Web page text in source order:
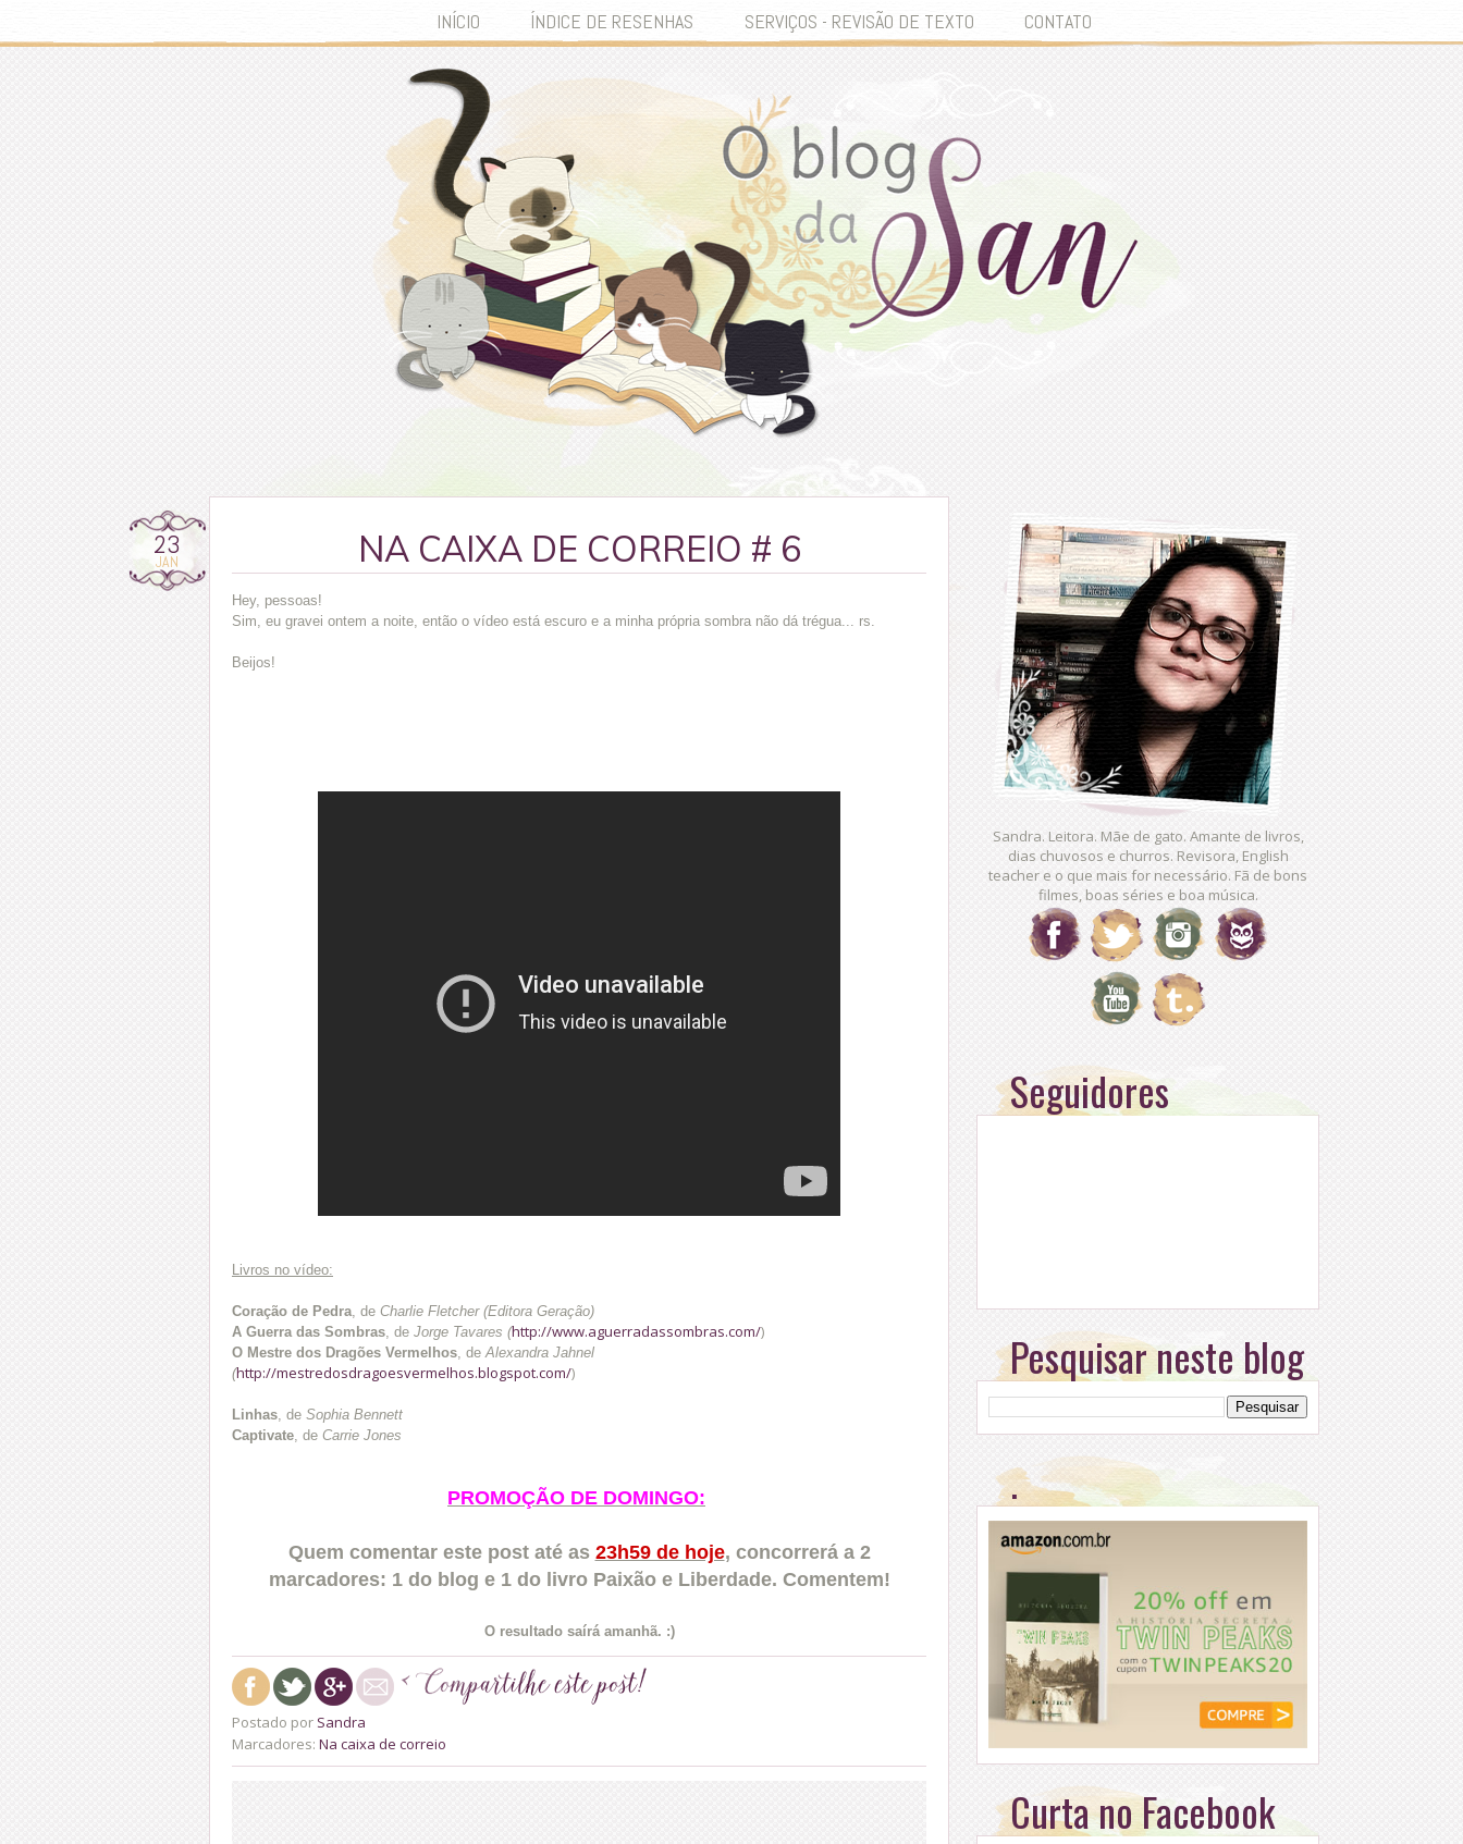
INÍCIO ÍNDICE DE RESENHAS SERVIÇOS - REVISÃO DE TEXTO CONTATO
23
JAN NA CAIXA DE CORREIO # 6
Hey, pessoas!
Sim, eu gravei ontem a noite, então o vídeo está escuro e a minha própria sombra não dá trégua... rs.
Beijos!
Livros no vídeo:
Coração de Pedra , de Charlie Fletcher (Editora Geração)
A Guerra das Sombras , de Jorge Tavares (http://www.aguerradassombras.com/)
O Mestre dos Dragões Vermelhos , de Alexandra Jahnel
(http://mestredosdragoesvermelhos.blogspot.com/)
Linhas , de Sophia Bennett
Captivate , de Carrie Jones
PROMOÇÃO DE DOMINGO:
Quem comentar este post até as 23h59 de hoje, concorrerá a 2
marcadores: 1 do blog e 1 do livro Paixão e Liberdade. Comentem!
O resultado saírá amanhã. :)
Postado por Sandra
Marcadores: Na caixa de correio
Sandra. Leitora. Mãe de gato. Amante de livros,
dias chuvosos e churros. Revisora, English
teacher e o que mais for necessário. Fã de bons
filmes, boas séries e boa música.
Seguidores
Pesquisar neste blog
.
Curta no Facebook